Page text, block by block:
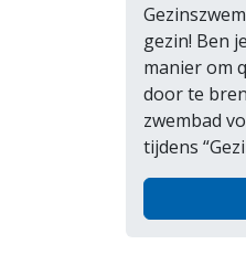
gezin! Ben
manier om
door te
zwembad
tijdens